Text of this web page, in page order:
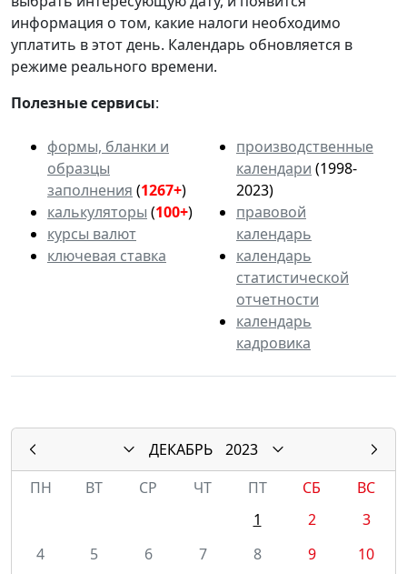
информация о том, какие налоги необходимо
уплатить в этот день. Календарь обновляется в
режиме реального времени.
Полезные сервисы:
формы, бланки и
образцы
заполнения (1267+)
калькуляторы (100+)
курсы валют
ключевая ставка
производственные
календари (1998-
2023)
правовой
календарь
календарь
статистической
отчетности
календарь
кадровика
ДЕКАБРЬ
2023
ПН
ВТ СР ЧТ ПТ СБ
ВС
1
2
3
4
5 6 7 8 9
10